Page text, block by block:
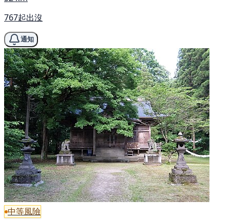
767起出沒
通知
中等風險